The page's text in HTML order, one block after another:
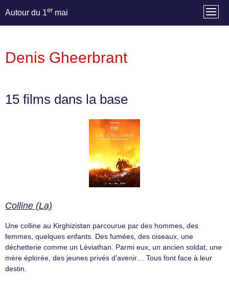
Autour du 1er mai
Denis Gheerbrant
15 films dans la base
Colline (La)
Une colline au Kirghizistan parcourue par des hommes, des
femmes, quelques enfants. Des fumées, des oiseaux, une
déchetterie comme un Léviathan. Parmi eux, un ancien soldat, une
mère éplorée, des jeunes privés d’avenir… Tous font face à leur
destin.